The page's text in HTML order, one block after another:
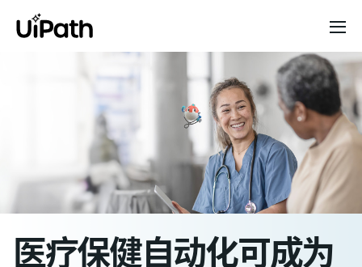
医疗保健自动化可成为